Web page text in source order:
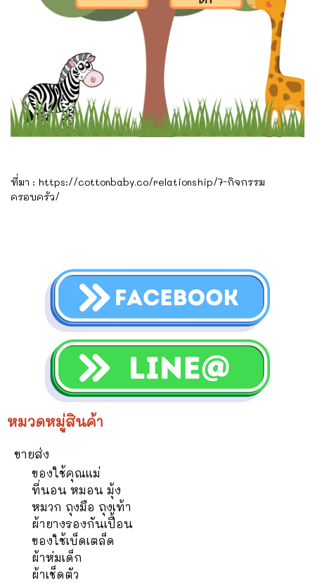
ที่มา : https://cottonbaby.co/relationship/7-กิจกรรม
ครอบครัว/
หมวดหมู่สินค้า
ขายส่ง
ของใช้คุณแม่
ที่นอน หมอน มุ้ง
หมวก ถุงมือ ถุงเท้า
ผ้ายางรองกันเปื้อน
ของใช้เบ็ดเตล็ด
ผ้าห่มเด็ก
ผ้าเช็ดตัว